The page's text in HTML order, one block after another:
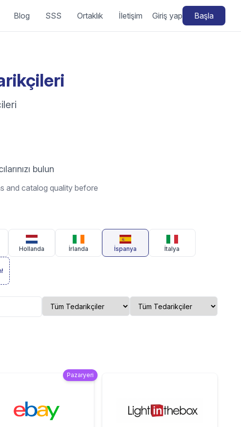
Blog SSS Ortaklık İletişim Giriş yap Başla
bulun
and catalog quality before
Hollanda İrlanda İspanya İtalya
Pazaryeri